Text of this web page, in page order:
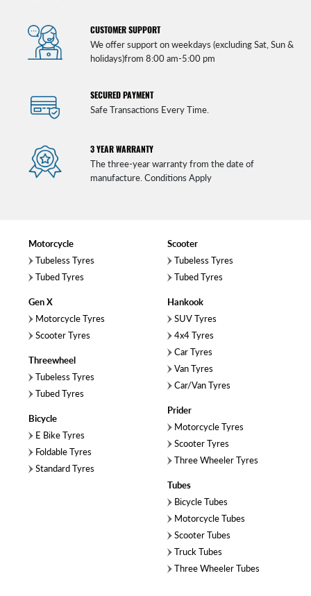
CUSTOMER SUPPORT
We offer support on weekdays (excluding Sat, Sun &
holidays)from 8:00 am-5:00 pm
SECURED PAYMENT
Safe Transactions Every Time.
3 YEAR WARRANTY
The three-year warranty from the date of
manufacture. Conditions Apply
Motorcycle
Tubeless Tyres
Tubed Tyres
Gen X
Motorcycle Tyres
Scooter Tyres
Threewheel
Tubeless Tyres
Tubed Tyres
Bicycle
E Bike Tyres
Foldable Tyres
Standard Tyres
Scooter
Tubeless Tyres
Tubed Tyres
Hankook
SUV Tyres
4x4 Tyres
Car Tyres
Van Tyres
Car/Van Tyres
Prider
Motorcycle Tyres
Scooter Tyres
Three Wheeler Tyres
Tubes
Bicycle Tubes
Motorcycle Tubes
Scooter Tubes
Truck Tubes
Three Wheeler Tubes